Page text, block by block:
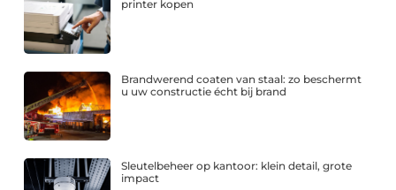
printer kopen
Brandwerend coaten van staal: zo beschermt
u uw constructie écht bij brand
Sleutelbeheer op kantoor: klein detail, grote
impact